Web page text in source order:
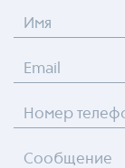
Имя
Email
Номер
Сообщение